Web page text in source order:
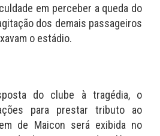
em perceber a queda do
dos demais passageiros
o estádio.
do clube à tragédia, o
para prestar tributo ao
de Maicon será exibida no